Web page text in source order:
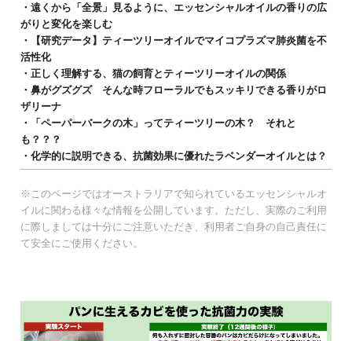
・遠くから「全景」見るように、エッセンシャルオイルの香りの広
がりと変化を楽しむ
・【研究データ】ティーツリーオイルでマイコプラズマ肺炎菌を不
活性化
・正しく理解する、猫の飼育とティーツリーオイルの関係
・鼻がグズグズ そんな時フローラルでもスッキリできる香りがロ
ザリーナ
・「ペーパーバークの木」ってティーツリーの木？ それと
も？？？
・化学的に説明できる、抗菌効果に優れたラベンダーオイルとは？
※このページではオーストラリアで知られているエッセンシャルオ
イルに関わる様々な情報を公開しています。ただし、実際のご利用
に際しましては十分にご注意いただき、利用者ご自身の自己責任に
て安全にご使用ください。